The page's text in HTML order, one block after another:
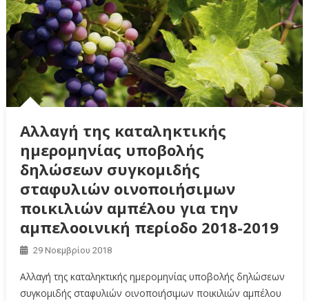
Αλλαγή της καταληκτικής
ημερομηνίας υποβολής
δηλώσεων συγκομιδής
σταφυλιών οινοποιήσιμων
ποικιλιών αμπέλου για την
αμπελοοινική περίοδο 2018-2019
29 Νοεμβρίου 2018
Αλλαγή της καταληκτικής ημερομηνίας υποβολής δηλώσεων
συγκομιδής σταφυλιών οινοποιήσιμων ποικιλιών αμπέλου